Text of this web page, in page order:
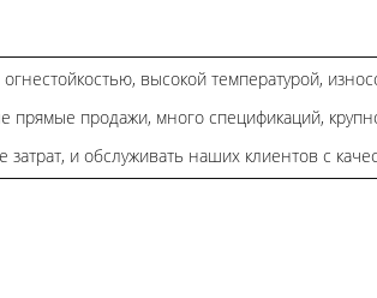
высокой температурой,
продажи, много спецификаций,
и обслуживать наших клиентов с